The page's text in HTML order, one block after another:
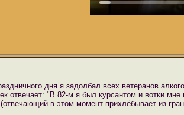
дня я задолбал всех ветеранов
отвечает: "В 82-м я был курсантом и вотки
в этом момент прихлёбывает из